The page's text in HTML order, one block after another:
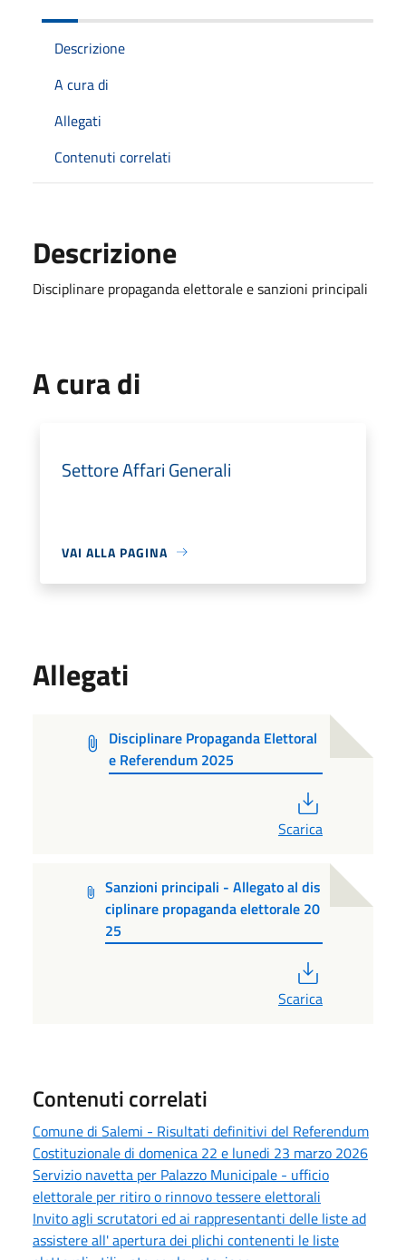
Descrizione
A cura di
Allegati
Contenuti correlati
Descrizione
Disciplinare propaganda elettorale e sanzioni principali
A cura di
Settore Affari Generali
VAI ALLA PAGINA
Allegati
Disciplinare Propaganda Elettoral
e Referendum 2025
Scarica
Sanzioni principali - Allegato al dis
ciplinare propaganda elettorale 20
25
Scarica
Contenuti correlati
Comune di Salemi - Risultati definitivi del Referendum
Costituzionale di domenica 22 e lunedi 23 marzo 2026
Servizio navetta per Palazzo Municipale - ufficio
elettorale per ritiro o rinnovo tessere elettorali
Invito agli scrutatori ed ai rappresentanti delle liste ad
assistere all' apertura dei plichi contenenti le liste